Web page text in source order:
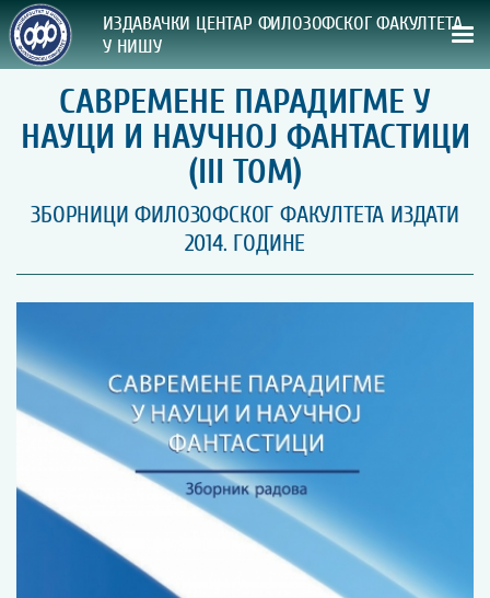
ИЗДАВАЧКИ ЦЕНТАР ФИЛОЗОФСКОГ ФАКУЛТЕТА
У НИШУ
СВА НАША ИЗДАЊА
ВРСТА ИЗДАЊА:
ГОДИНА ОБЈАВЉИВАЊА:
УПУТСТВА
Правилник о издавачкој делатности
Упутство ауторима
Упутство уредницима
Изјава о ауторству
Изјава о лектури
Изјава о коришћењу ауторског дела
Упутство за бирање лиценце
Уговор са аутором
САВРЕМЕНЕ ПАРАДИГМЕ У
НАУЦИ И НАУЧНОЈ ФАНТАСТИЦИ
(III ТОМ)
ЗБОРНИЦИ ФИЛОЗОФСКОГ ФАКУЛТЕТА ИЗДАТИ
2014. ГОДИНЕ